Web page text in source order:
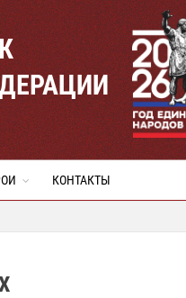
КОНТАКТЫ